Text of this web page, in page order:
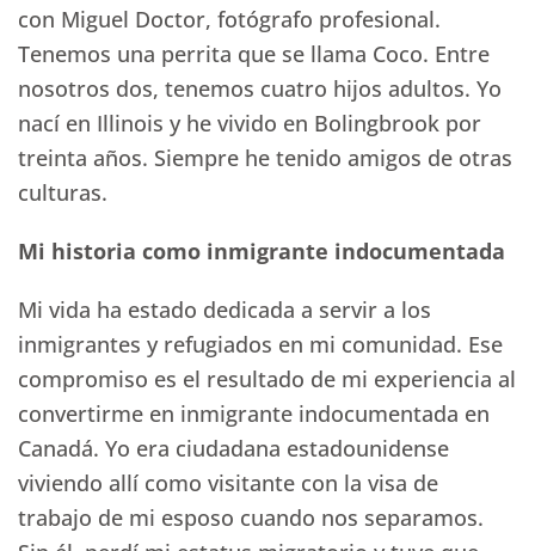
con Miguel Doctor, fotógrafo profesional.
Tenemos una perrita que se llama Coco. Entre
nosotros dos, tenemos cuatro hijos adultos. Yo
nací en Illinois y he vivido en Bolingbrook por
treinta años. Siempre he tenido amigos de otras
culturas.
Mi historia como inmigrante indocumentada
Mi vida ha estado dedicada a servir a los
inmigrantes y refugiados en mi comunidad. Ese
compromiso es el resultado de mi experiencia al
convertirme en inmigrante indocumentada en
Canadá. Yo era ciudadana estadounidense
viviendo allí como visitante con la visa de
trabajo de mi esposo cuando nos separamos.